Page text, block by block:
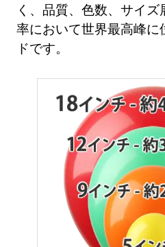
く、品質、色数、サイ
率において世界最高峰
ドです。